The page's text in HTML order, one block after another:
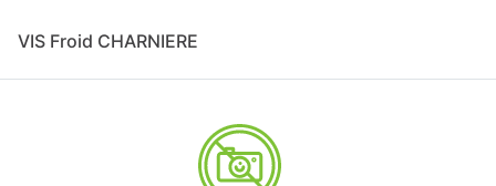
VIS Froid CHARNIERE